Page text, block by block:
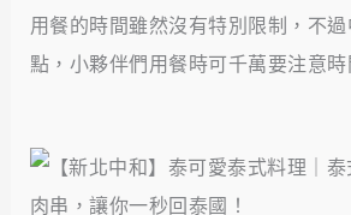
用餐的時間雖然沒有特別限制，不
點，小夥伴們用餐時可千萬要注意時